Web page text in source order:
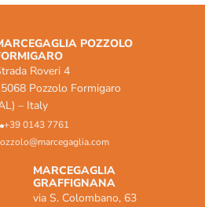
POZZOLO
Roveri 4
Pozzolo Formigaro
– Italy
+39 0143 7761
MARCEGAGLIA
GRAFFIGNANA
via S. Colombano, 63